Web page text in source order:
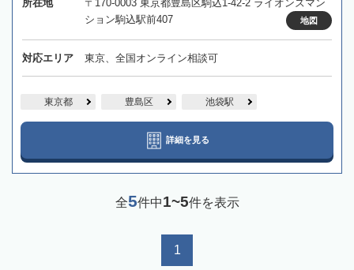
所在地
〒170-0003 東京都豊島区駒込1-42-2 ライオンズマン
ション駒込駅前407
地図
対応エリア 東京、全国オンライン相談可
東京都 豊島区 池袋駅
詳細を見る
全5件中1~5件を表示
1